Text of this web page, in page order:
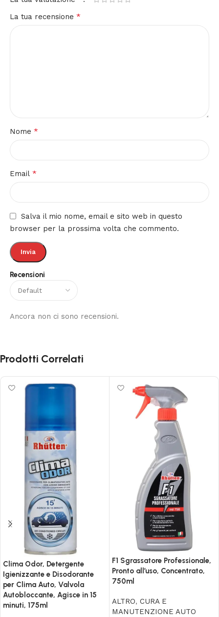
Recensioni
Ancora non ci sono recensioni.
La tua recensione *
Nome *
Email *
Salva il mio nome, email e sito web in questo
browser per la prossima volta che commento.
Prodotti Correlati
Clima Odor, Detergente
Igienizzante e Disodorante
per Clima Auto, Valvola
Autobloccante, Agisce in 15
minuti, 175ml
F1 Sgrassatore Professionale,
Pronto all’uso, Concentrato,
750ml
ALTRO, CURA E
MANUTENZIONE AUTO